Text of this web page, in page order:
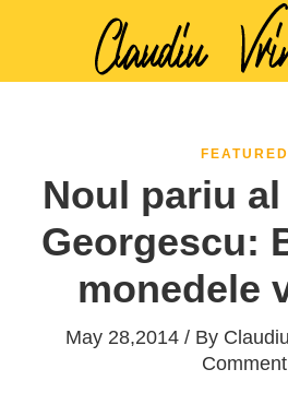
FEATURED
Noul pariu
Georgescu:
monedele
May 28,2014 / By
Comment